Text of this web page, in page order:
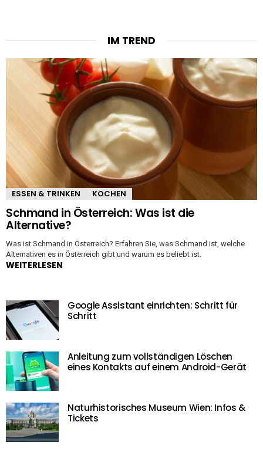
IM TREND
ESSEN & TRINKEN KOCHEN
Schmand in Österreich: Was ist die
Alternative?
Was ist Schmand in Österreich? Erfahren Sie, was Schmand ist, welche
Alternativen es in Österreich gibt und warum es beliebt ist.
WEITERLESEN
Google Assistant einrichten: Schritt für
Schritt
Anleitung zum vollständigen Löschen
eines Kontakts auf einem Android-Gerät
Naturhistorisches Museum Wien: Infos &
Tickets